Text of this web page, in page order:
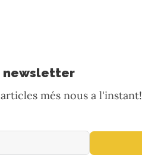
newsletter
més nous a l'instant!